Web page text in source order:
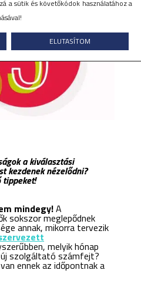
a kiválasztási
kezdenek nézelődni?
mindegy!A
sokszor meglepődnek
annak, mikorra tervezik
melyik hónap
szolgáltató számfejt?
ennek az időpontnak a
a sütik és követőkódok használatához a
ELUTASÍTOM